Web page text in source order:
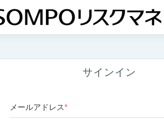
サインイン
メールアドレス*